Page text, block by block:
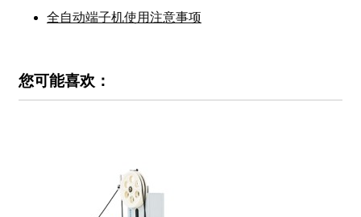
全自动端子机使用注意事项
您可能喜欢：